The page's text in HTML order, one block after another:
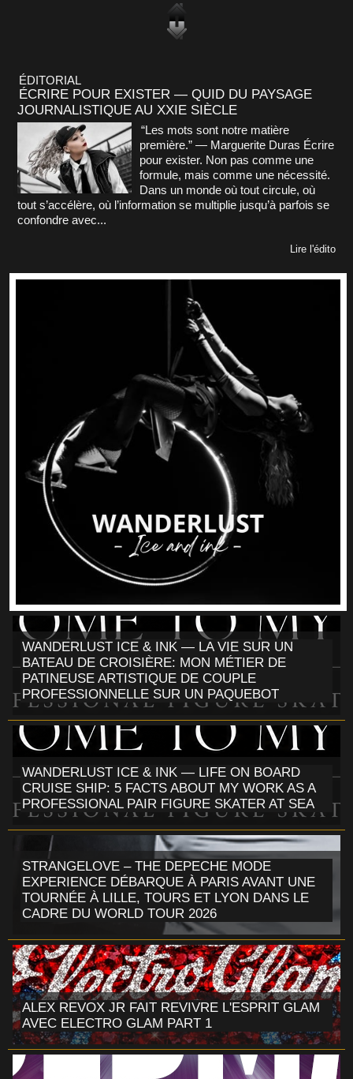
ÉDITORIAL
ÉCRIRE POUR EXISTER — QUID DU PAYSAGE
JOURNALISTIQUE AU XXIE SIÈCLE
“Les mots sont notre matière
première.” — Marguerite Duras Écrire
pour exister. Non pas comme une
formule, mais comme une nécessité.
Dans un monde où tout circule, où
tout s’accélère, où l’information se multiplie jusqu’à parfois se
confondre avec...
Lire l'édito
WANDERLUST ICE & INK — LA VIE SUR UN
BATEAU DE CROISIÈRE: MON MÉTIER DE
PATINEUSE ARTISTIQUE DE COUPLE
PROFESSIONNELLE SUR UN PAQUEBOT
WANDERLUST ICE & INK — LIFE ON BOARD
CRUISE SHIP: 5 FACTS ABOUT MY WORK AS A
PROFESSIONAL PAIR FIGURE SKATER AT SEA
STRANGELOVE – THE DEPECHE MODE
EXPERIENCE DÉBARQUE À PARIS AVANT UNE
TOURNÉE À LILLE, TOURS ET LYON DANS LE
CADRE DU WORLD TOUR 2026
ALEX REVOX JR FAIT REVIVRE L'ESPRIT GLAM
AVEC ELECTRO GLAM PART 1